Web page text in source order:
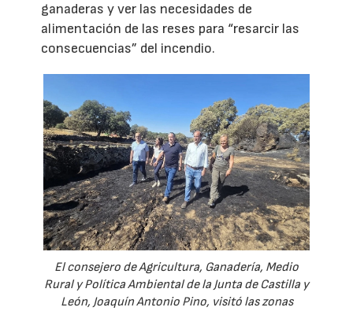
ganaderas y ver las necesidades de
alimentación de las reses para “resarcir las
consecuencias” del incendio.
El consejero de Agricultura, Ganadería, Medio
Rural y Política Ambiental de la Junta de Castilla y
León, Joaquín Antonio Pino, visitó las zonas